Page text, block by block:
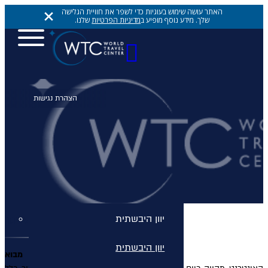
האתר עושה שימוש בעוגיות כדי לשפר את חוויית הגלישה
שלך. מידע נוסף מופיע במדיניות הפרטיותשלנו.
יעדים
יעדים
אתונה
יוון היבשתית
יוון היבשתית
הצהרת נגישות - אתר WTC
מבוא